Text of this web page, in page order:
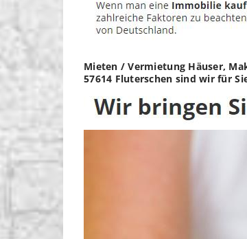
Mieten / Vermietung Häuser,
57614 Fluterschen sind wir für